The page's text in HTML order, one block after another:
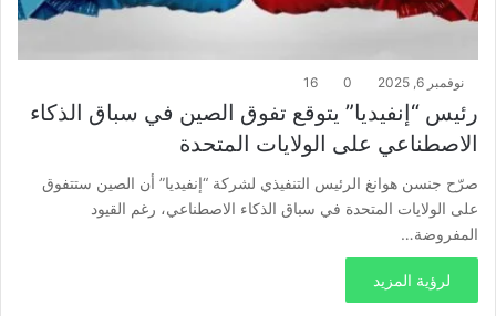
نوفمبر 6, 2025 0
16
رئيس “إنفيديا” يتوقع تفوق الصين في سباق الذكاء
الاصطناعي على الولايات المتحدة
صرّح جنسن هوانغ الرئيس التنفيذي لشركة “إنفيديا” أن الصين ستتفوق
على الولايات المتحدة في سباق الذكاء الاصطناعي، رغم القيود
المفروضة…
لرؤية المزيد